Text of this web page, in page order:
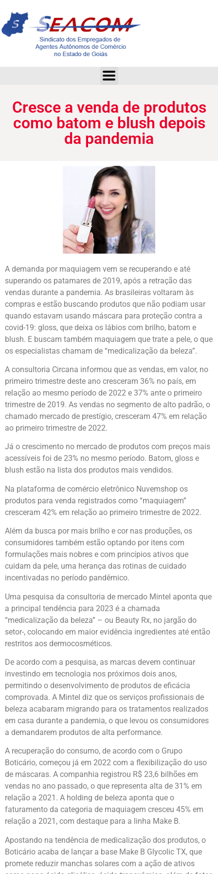
Cresce a venda de produtos
como batom e blush depois
da pandemia
A demanda por maquiagem vem se recuperando e até
superando os patamares de 2019, após a retração das
vendas durante a pandemia. As brasileiras voltaram às
compras e estão buscando produtos que não podiam usar
quando estavam usando máscara para proteção contra a
covid-19: gloss, que deixa os lábios com brilho, batom e
blush. E buscam também maquiagem que trate a pele, o que
os especialistas chamam de “medicalização da beleza”.
A consultoria Circana informou que as vendas, em valor, no
primeiro trimestre deste ano cresceram 36% no país, em
relação ao mesmo período de 2022 e 37% ante o primeiro
trimestre de 2019. As vendas no segmento de alto padrão, o
chamado mercado de prestígio, cresceram 47% em relação
ao primeiro trimestre de 2022.
Já o crescimento no mercado de produtos com preços mais
acessíveis foi de 23% no mesmo período. Batom, gloss e
blush estão na lista dos produtos mais vendidos.
Na plataforma de comércio eletrônico Nuvemshop os
produtos para venda registrados como “maquiagem”
cresceram 42% em relação ao primeiro trimestre de 2022.
Além da busca por mais brilho e cor nas produções, os
consumidores também estão optando por itens com
formulações mais nobres e com princípios ativos que
cuidam da pele, uma herança das rotinas de cuidado
incentivadas no período pandêmico.
Uma pesquisa da consultoria de mercado Mintel aponta que
a principal tendência para 2023 é a chamada
“medicalização da beleza” – ou Beauty Rx, no jargão do
setor-, colocando em maior evidência ingredientes até então
restritos aos dermocosméticos.
De acordo com a pesquisa, as marcas devem continuar
investindo em tecnologia nos próximos dois anos,
permitindo o desenvolvimento de produtos de eficácia
comprovada. A Mintel diz que os serviços profissionais de
beleza acabaram migrando para os tratamentos realizados
em casa durante a pandemia, o que levou os consumidores
a demandarem produtos de alta performance.
A recuperação do consumo, de acordo com o Grupo
Boticário, começou já em 2022 com a flexibilização do uso
de máscaras. A companhia registrou R$ 23,6 bilhões em
vendas no ano passado, o que representa alta de 31% em
relação a 2021. A holding de beleza aponta que o
faturamento da categoria de maquiagem cresceu 45% em
relação a 2021, com destaque para a linha Make B.
Apostando na tendência de medicalização dos produtos, o
Boticário acaba de lançar a base Make B Glycolic TX, que
promete reduzir manchas solares com a ação de ativos